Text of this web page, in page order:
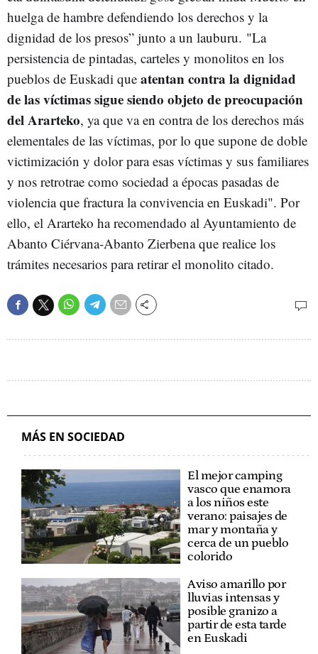
huelga de hambre defendiendo los derechos y la
dignidad de los presos” junto a un lauburu. "La
persistencia de pintadas, carteles y monolitos en los
pueblos de Euskadi que atentan contra la dignidad
de las víctimas sigue siendo objeto de preocupación
del Ararteko, ya que va en contra de los derechos más
elementales de las víctimas, por lo que supone de doble
victimización y dolor para esas víctimas y sus familiares
y nos retrotrae como sociedad a épocas pasadas de
violencia que fractura la convivencia en Euskadi". Por
ello, el Ararteko ha recomendado al Ayuntamiento de
Abanto Ciérvana-Abanto Zierbena que realice los
trámites necesarios para retirar el monolito citado.
MÁS EN SOCIEDAD
El mejor camping
vasco que enamora
a los niños este
verano: paisajes de
mar y montaña y
cerca de un pueblo
colorido
Aviso amarillo por
lluvias intensas y
posible granizo a
partir de esta tarde
en Euskadi